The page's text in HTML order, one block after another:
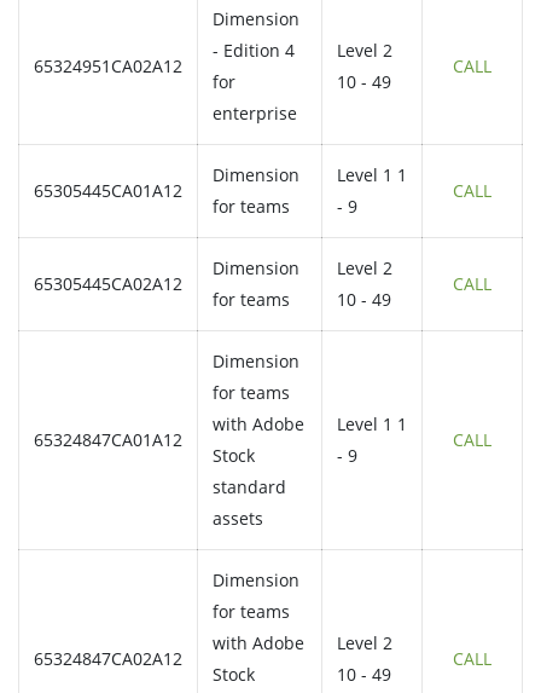
65324951CA02A12
Dimension
- Edition 4
for
enterprise
Level 2
10 - 49
CALL
65305445CA01A12
Dimension
for teams
Level 1 1
- 9
CALL
65305445CA02A12
Dimension
for teams
Level 2
10 - 49
CALL
65324847CA01A12
Dimension
for teams
with Adobe
Stock
standard
assets
Level 1 1
- 9
CALL
65324847CA02A12
Dimension
for teams
with Adobe
Stock
Level 2
10 - 49
CALL